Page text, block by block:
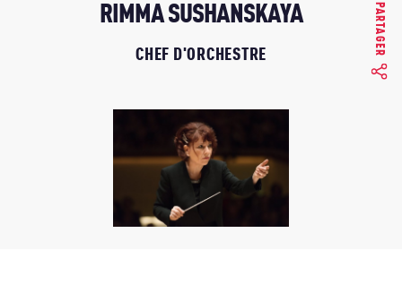
RIMMA SUSHANSKAYA
CHEF D'ORCHESTRE PARTAGER